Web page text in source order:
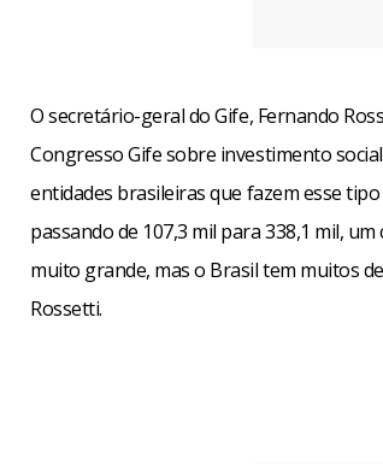
O secretário-geral do Gife, Fernando
Congresso Gife sobre investimento
entidades brasileiras que fazem esse
passando de 107,3 mil para 338,1 mil,
muito grande, mas o Brasil tem muitos
Rossetti.